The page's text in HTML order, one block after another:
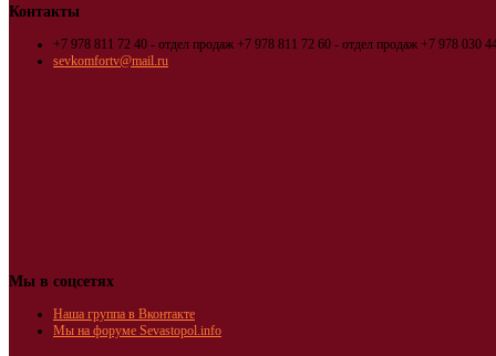
Контакты
+7 978 811 72 40 - отдел продаж +7 978 811 72 60 - отдел продаж +7 978 030
sevkomfortv@mail.ru
Мы в соцсетях
Наша группа в Вконтакте
Мы на форуме Sevastopol.info